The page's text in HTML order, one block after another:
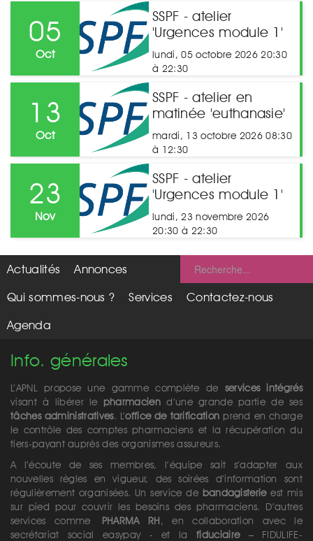
05
Oct
SSPF - atelier
'Urgences module 1'
lundi, 05 octobre 2026 20:30
à 22:30
13
Oct
SSPF - atelier en
matinée 'euthanasie'
mardi, 13 octobre 2026 08:30
à 12:30
23
Nov
SSPF - atelier
'Urgences module 1'
lundi, 23 novembre 2026
20:30 à 22:30
Actualités
Annonces
Qui sommes-nous ?
Services
Contactez-nous
Agenda
Info. générales
L’APNL propose une gamme complète de services intégrés
visant à libérer le pharmacien d’une grande partie de ses
tâches administratives. L’office de tarification prend en charge
le contrôle des comptes pharmaciens et la récupération du
tiers-payant auprès des organismes assureurs.
A l’écoute de ses membres, l’équipe sait s’adapter aux
nouvelles règles en vigueur, des soirées d’information sont
régulièrement organisées. Un service de bandagisterieest mis
sur pied pour couvrir les besoins des pharmaciens. D’autres
services comme PHARMA RH, en collaboration avec le
secrétariat social easypay - et lafiduciaire– FIDULIFE-